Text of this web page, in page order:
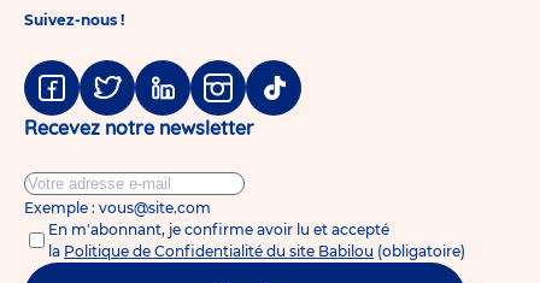
Suivez-nous !
Facebook
TwitterLinkedinInstagram
Tiktok
Recevez notre newsletter
Exemple : vous@site.com
En m'abonnant, je confirme avoir lu et accepté
la Politique de Confidentialité du site Babilou (obligatoire)